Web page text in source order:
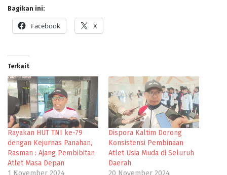
Bagikan ini:
Facebook X
Terkait
Rayakan HUT TNI ke-79
dengan Kejurnas Panahan,
Rasman : Ajang Pembibitan
Atlet Masa Depan
Dispora Kaltim Dorong
Konsistensi Pembinaan
Atlet Usia Muda di Seluruh
Daerah